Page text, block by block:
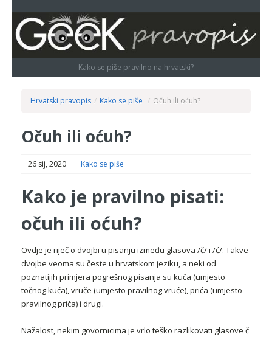
Kako se piše pravilno na hrvatski?
Hrvatski pravopis / Kako se piše / Očuh ili oćuh?
Očuh ili oćuh?
26 sij, 2020 Kako se piše
Kako je pravilno pisati:
očuh ili oćuh?
Ovdje je riječ o dvojbi u pisanju između glasova /č/ i /ć/. Takve
dvojbe veoma su česte u hrvatskom jeziku, a neki od
poznatijih primjera pogrešnog pisanja su kuča (umjesto
točnog kuća), vruče (umjesto pravilnog vruće), prića (umjesto
pravilnog priča) i drugi.
Nažalost, nekim govornicima je vrlo teško razlikovati glasove č